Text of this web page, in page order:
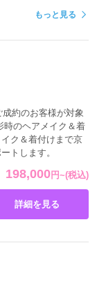
もっと見る
198,000 円~(税込)
約のお客様が対象
時のヘアメイク＆着
ク＆着付けまで京
トします。
詳細を見る